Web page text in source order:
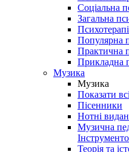
Соціальна
Загальна
Популярна
Практична
Прикладна
Музика
Музика
Показати всі
Пісенники
Нотні
Музична
Теорія та